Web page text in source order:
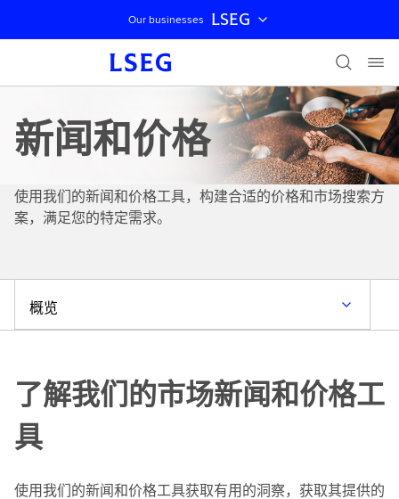
跳过导航
Our businesses LSEG
新闻和价格
使用我们的新闻和价格工具，构建合适的价格和市场搜索方
案，满足您的特定需求。
概览
了解我们的市场新闻和价格工
具
使用我们的新闻和价格工具获取有用的洞察，获取其提供的